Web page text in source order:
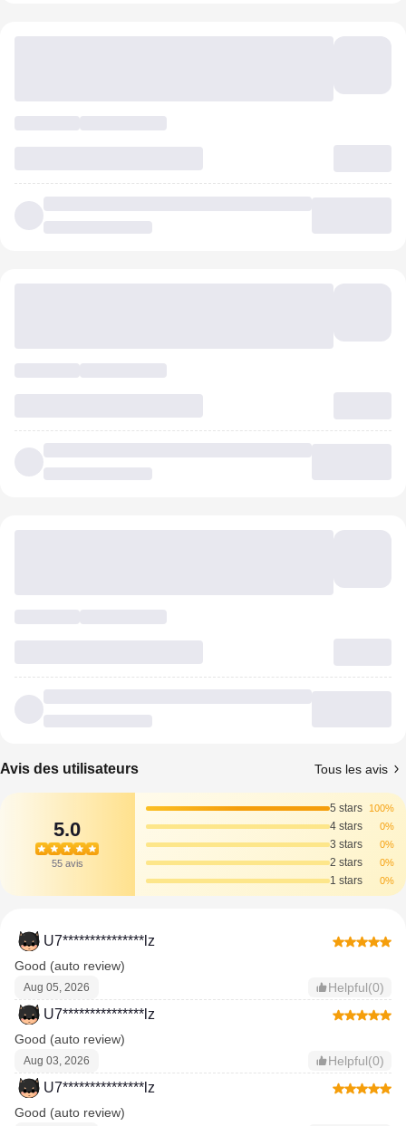
Avis des utilisateurs Tous les avis
5.0
55 avis
5 stars 100%
4 stars 0%
3 stars 0%
2 stars 0%
1 stars 0%
U7***************lz
Good (auto review)
Aug 05, 2026 Helpful(0)
U7***************lz
Good (auto review)
Aug 03, 2026 Helpful(0)
U7***************lz
Good (auto review)